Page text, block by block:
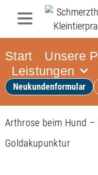
Start
Unsere
Leistungen
Neukundenformular
Arthrose beim Hund –
Goldakupunktur